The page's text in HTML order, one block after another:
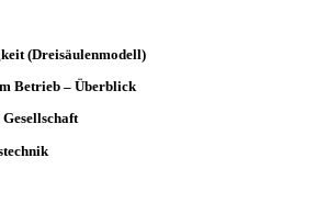
(Dreisäulenmodell)
Betrieb – Überblick